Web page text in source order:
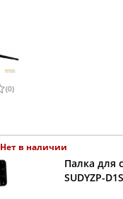
(0)
Нет в наличии
Палка для
SUDYZP-D1S